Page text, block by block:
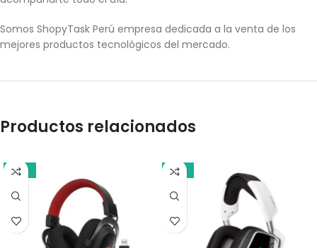
Somos ShopyTask Perú empresa dedicada a la venta de los
mejores productos tecnológicos del mercado.
Productos relacionados
-18% -13%